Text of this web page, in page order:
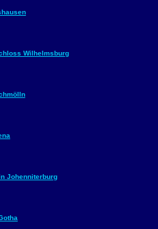
Wilhelmsburg
Johenniterburg